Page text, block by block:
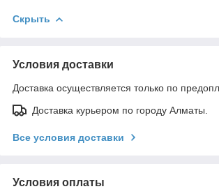
Скрыть
Условия доставки
Доставка осуществляется только по
Доставка курьером по городу Алматы.
Все условия доставки
Условия оплаты